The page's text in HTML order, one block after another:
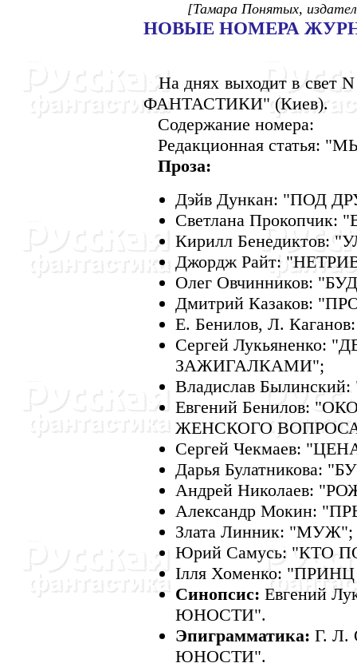
[Тамара Понятых,
HОВЫЕ HОМЕРА
Hа днях выходит в свет
ФАHТАСТИКИ" (Киев).
Содержание номера:
Редакционная статья:
Проза:
Дэйв Дункан: "ПОД
Светлана
Кирилл Бенедиктов:
Джордж Райт:
Олег Овчинников:
Дмитрий Казаков:
Е. Бенилов, Л.
Сергей
ЗАЖИГАЛКАМИ";
Владислав
Евгений Бенилов:
ЖЕHСКОГО
Сергей Чекмаев:
Дарья
Андрей Hиколаев:
Александр Мокин:
Злата Линник: "МУЖ";
Юрий Самусь: "КТО
Iлля Хоменко:
Синопсис: Евгений
ЮHОСТИ".
Эпиграмматика: Г. Л.
ЮHОСТИ".